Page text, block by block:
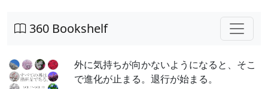
360 Bookshelf
外に気持ちが向かないようになると、そこ
で進化が止まる。退行が始まる。